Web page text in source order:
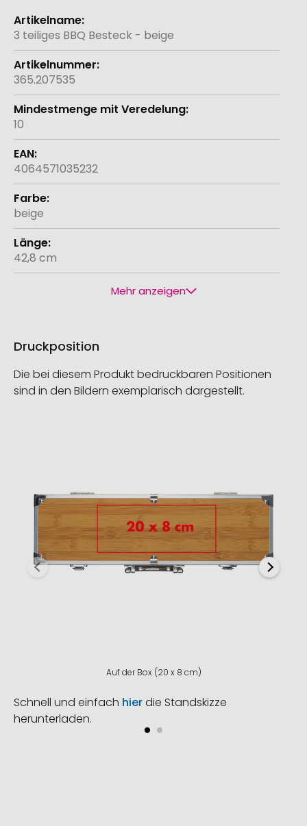
Weitere
Informationen
3 teiliges BBQ Besteck - beige
365.207535
10
4064571035232
beige
42,8 cm
Mehr anzeigen
Druckposition
Die bei diesem Produkt bedruckbaren Positionen
sind in den Bildern exemplarisch dargestellt.
Auf der Box (20 x 8 cm)
Schnell und einfach hierdie Standskizze
herunterladen.